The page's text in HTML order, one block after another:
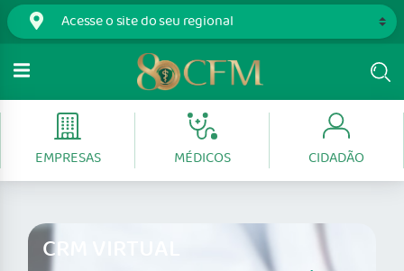
EMPRESAS MÉDICOS CIDADÃO
CRM VIRTUAL